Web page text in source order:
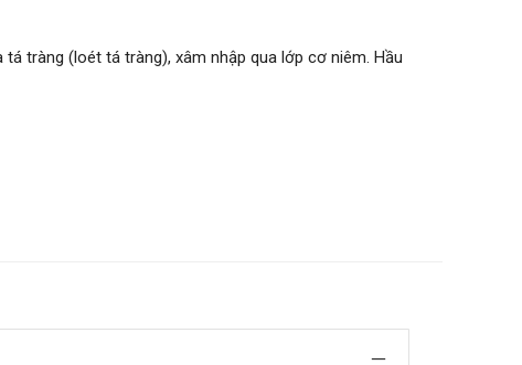
tràng (loét tá tràng), xâm nhập qua lớp cơ niêm. Hầu
do tăng tiết acid (ợ nóng, buồn nôn, nôn, đau dạ dày,